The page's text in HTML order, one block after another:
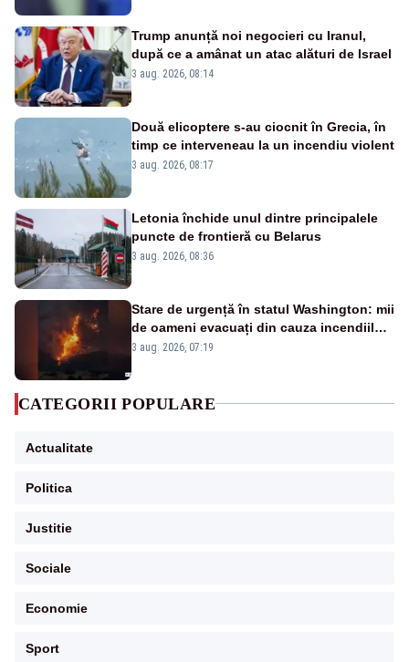
Trump anunță noi negocieri cu Iranul,
după ce a amânat un atac alături de Israel
3 aug. 2026, 08:14
Două elicoptere s-au ciocnit în Grecia, în
timp ce interveneau la un incendiu violent
3 aug. 2026, 08:17
Letonia închide unul dintre principalele
puncte de frontieră cu Belarus
3 aug. 2026, 08:36
Stare de urgență în statul Washington: mii
de oameni evacuați din cauza incendiilor
puternice de vegetație
3 aug. 2026, 07:19
CATEGORII POPULARE
Actualitate
Politica
Justitie
Sociale
Economie
Sport